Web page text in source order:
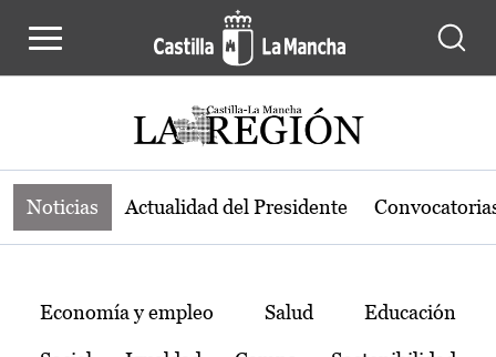
Noticias de la región de Castilla-La
Noticias Actualidad del Presidente
Temas
Economía y empleo Salud Educación